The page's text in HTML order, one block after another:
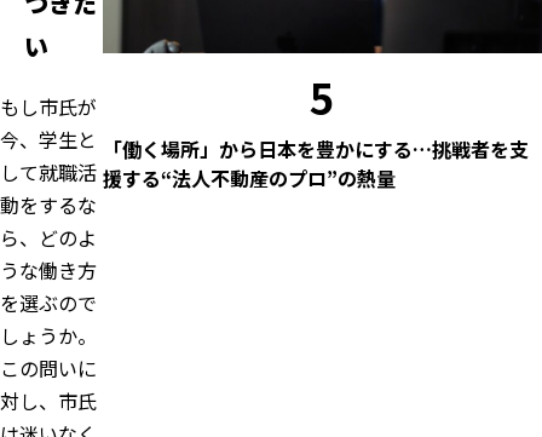
い
もし市氏が
今、学生と
して就職活
動をするな
ら、どのよ
うな働き方
を選ぶので
しょうか。
この問いに
対し、市氏
5
「働く場所」から日本を豊かにする…挑戦者を支
援する“法人不動産のプロ”の熱量